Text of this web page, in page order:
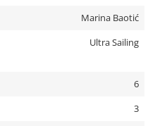
Marina Baotić
Ultra Sailing
6
3